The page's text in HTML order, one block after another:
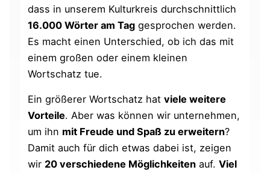
dass in unserem Kulturkreis durchschnittlich
16.000 Wörter am Tag gesprochen werden.
Es macht einen Unterschied, ob ich das mit
einem großen oder einem kleinen
Wortschatz tue.
Ein größerer Wortschatz hatviele weitere
Vorteile. Aber was können wir unternehmen,
um ihn mit Freude und Spaß zu erweitern?
Damit auch für dich etwas dabei ist, zeigen
wir 20 verschiedene Möglichkeiten auf.Viel